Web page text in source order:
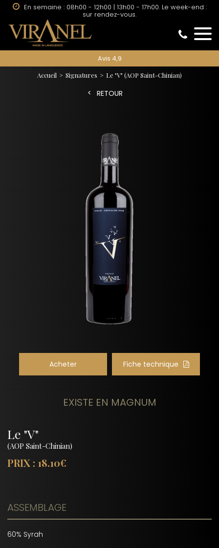
sur rendez-vous.
Avis 4,9
Accueil Signatures Le "V" (AOP Saint-Chinian)
RETOUR
Acheter Fiche technique
EXISTE EN MAGNUM
Le "V"
(AOP Saint-Chinian)
PRIX : 18.10€
ASSEMBLAGE
60% Syrah